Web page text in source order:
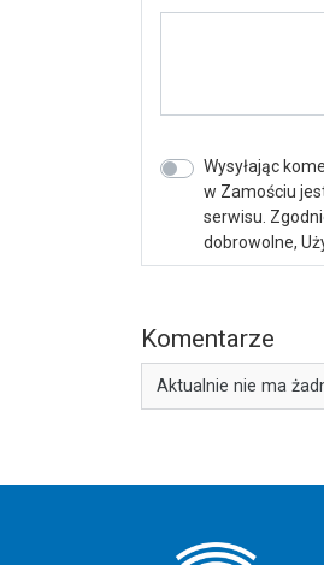
Wysyłając
w Zamościu
serwisu.
dobrowolne,
Komentarze
Aktualnie nie ma